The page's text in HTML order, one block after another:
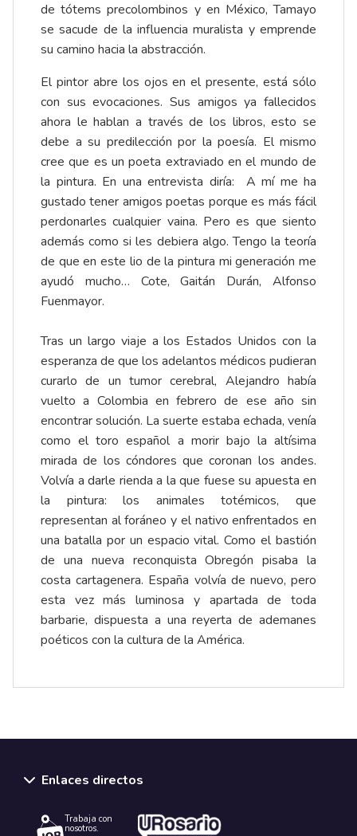
de tótems precolombinos y en México, Tamayo
se sacude de la influencia muralista y emprende
su camino hacia la abstracción.
El pintor abre los ojos en el presente, está sólo
con sus evocaciones. Sus amigos ya fallecidos
ahora le hablan a través de los libros, esto se
debe a su predilección por la poesía. El mismo
cree que es un poeta extraviado en el mundo de
la pintura. En una entrevista diría: A mí me ha
gustado tener amigos poetas porque es más fácil
perdonarles cualquier vaina. Pero es que siento
además como si les debiera algo. Tengo la teoría
de que en este lio de la pintura mi generación me
ayudó mucho… Cote, Gaitán Durán, Alfonso
Fuenmayor.
Tras un largo viaje a los Estados Unidos con la
esperanza de que los adelantos médicos pudieran
curarlo de un tumor cerebral, Alejandro había
vuelto a Colombia en febrero de ese año sin
encontrar solución. La suerte estaba echada, venía
como el toro español a morir bajo la altísima
mirada de los cóndores que coronan los andes.
Volvía a darle rienda a la que fuese su apuesta en
la pintura: los animales totémicos, que
representan al foráneo y el nativo enfrentados en
una batalla por un espacio vital. Como el bastión
de una nueva reconquista Obregón pisaba la
costa cartagenera. España volvía de nuevo, pero
esta vez más luminosa y apartada de toda
barbarie, dispuesta a una reyerta de ademanes
poéticos con la cultura de la América.
Enlaces directos
Trabaja con
nosotros.